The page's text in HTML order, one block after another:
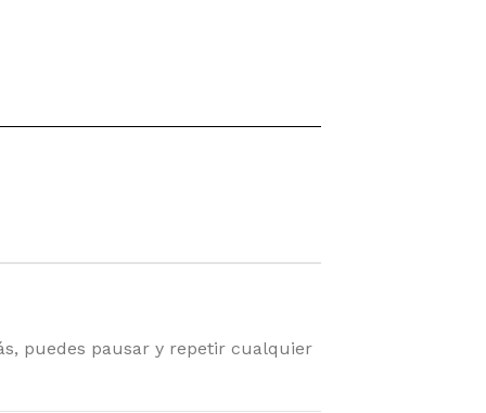
puedes pausar y repetir cualquier